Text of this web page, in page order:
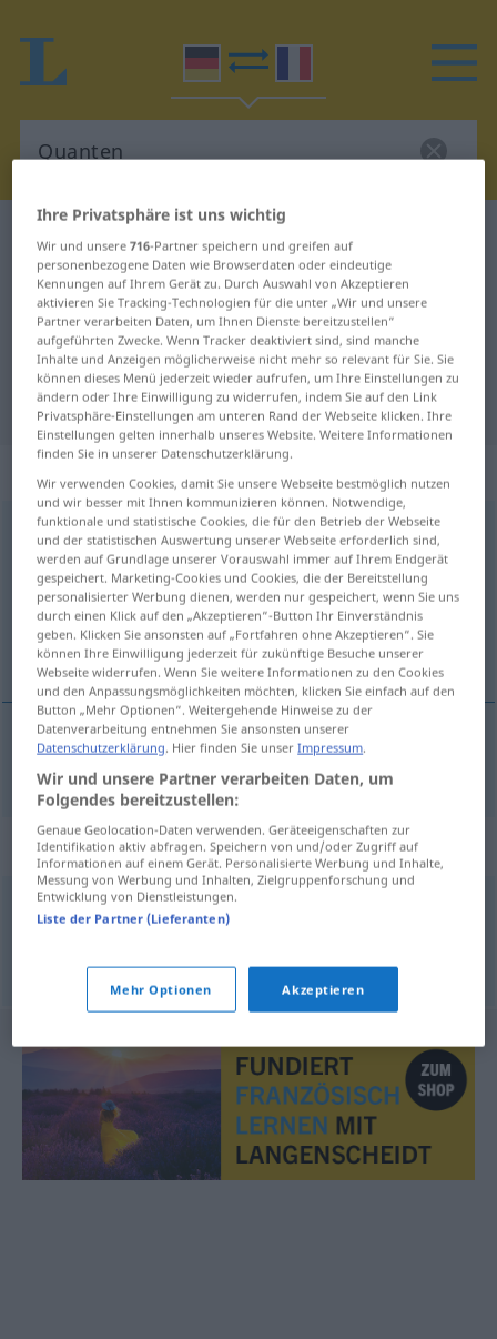
Deutsch-Französisch Übersetzung
für "Quanten"
"Quanten" Französisch
Übersetzung
„Quanten“ : Plural
Quantenpl UMG
Übersicht aller Übersetzungen
(Für mehr Details die Übersetzung anklicken/antippen)
grands panards
Synonyme für "Quanten"
Käsefüße (ugs., abwertend)
© OpenThesaurus.de
Ihre Privatsphäre ist uns wichtig
Wir und unsere716-Partner speichern und greifen auf
personenbezogene Daten wie Browserdaten oder eindeutige
Kennungen auf Ihrem Gerät zu. Durch Auswahl von Akzeptieren
aktivieren Sie Tracking-Technologien für die unter „Wir und unsere
Partner verarbeiten Daten, um Ihnen Dienste bereitzustellen“
aufgeführten Zwecke. Wenn Tracker deaktiviert sind, sind manche
Inhalte und Anzeigen möglicherweise nicht mehr so relevant für Sie. Sie
können dieses Menü jederzeit wieder aufrufen, um Ihre Einstellungen zu
ändern oder Ihre Einwilligung zu widerrufen, indem Sie auf den Link
Privatsphäre-Einstellungen am unteren Rand der Webseite klicken. Ihre
Einstellungen gelten innerhalb unseres Website. Weitere Informationen
finden Sie in unserer Datenschutzerklärung.
Wir verwenden Cookies, damit Sie unsere Webseite bestmöglich nutzen
und wir besser mit Ihnen kommunizieren können. Notwendige,
funktionale und statistische Cookies, die für den Betrieb der Webseite
und der statistischen Auswertung unserer Webseite erforderlich sind,
werden auf Grundlage unserer Vorauswahl immer auf Ihrem Endgerät
gespeichert. Marketing-Cookies und Cookies, die der Bereitstellung
personalisierter Werbung dienen, werden nur gespeichert, wenn Sie uns
durch einen Klick auf den „Akzeptieren“-Button Ihr Einverständnis
geben. Klicken Sie ansonsten auf „Fortfahren ohne Akzeptieren“. Sie
können Ihre Einwilligung jederzeit für zukünftige Besuche unserer
Webseite widerrufen. Wenn Sie weitere Informationen zu den Cookies
und den Anpassungsmöglichkeiten möchten, klicken Sie einfach auf den
Button „Mehr Optionen“. Weitergehende Hinweise zu der
Datenverarbeitung entnehmen Sie ansonsten unserer
Datenschutzerklärung. Hier finden Sie unserImpressum.
Wir und unsere Partner verarbeiten Daten, um
Folgendes bereitzustellen:
Genaue Geolocation-Daten verwenden. Geräteeigenschaften zur
Identifikation aktiv abfragen. Speichern von und/oder Zugriff auf
Informationen auf einem Gerät. Personalisierte Werbung und Inhalte,
Messung von Werbung und Inhalten, Zielgruppenforschung und
Entwicklung von Dienstleistungen.
Liste der Partner (Lieferanten)
Mehr Optionen Akzeptieren